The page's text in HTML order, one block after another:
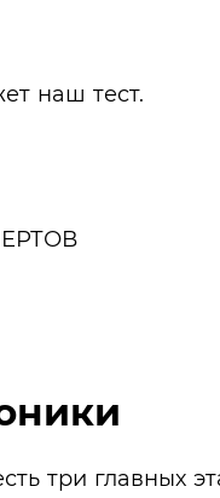
наш тест.
три главных